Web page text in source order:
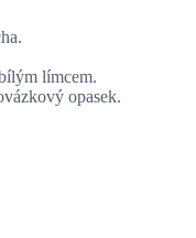
límcem.
opasek.